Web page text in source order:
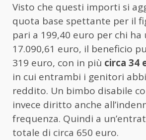
Visto che questi importi si
quota base spettante per il
pari a 199,40 euro per chi ha
17.090,61 euro, il beneficio
319 euro, con in più circa 34
in cui entrambi i genitori
reddito. Un bimbo disabile
invece diritto anche
frequenza. Quindi a
totale di circa 650 euro.